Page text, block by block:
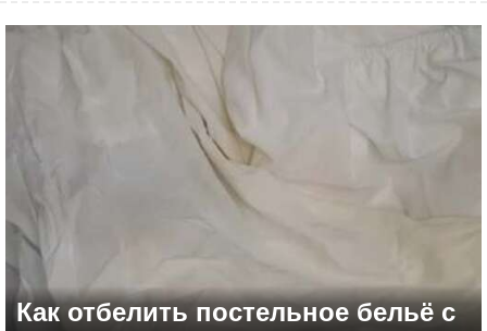
Как отбелить постельное бельё с